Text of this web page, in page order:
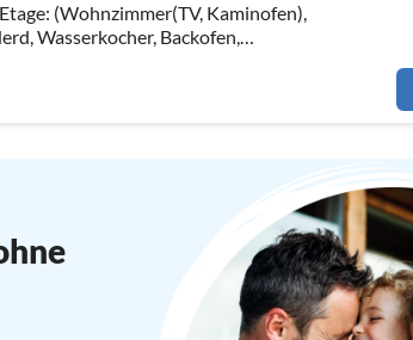
(Wohnzimmer(TV, Kaminofen),
Wasserkocher, Backofen,
Waschbecken),